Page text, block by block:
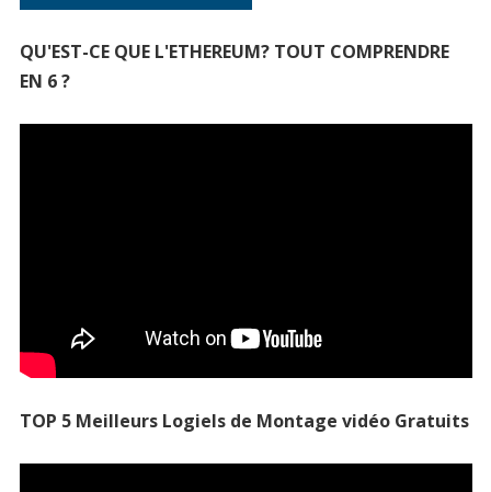
QU'EST-CE QUE L'ETHEREUM? TOUT COMPRENDRE
EN 6 ?
TOP 5 Meilleurs Logiels de Montage vidéo Gratuits